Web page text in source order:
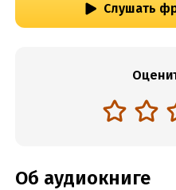
Слушать
Об аудиокниге